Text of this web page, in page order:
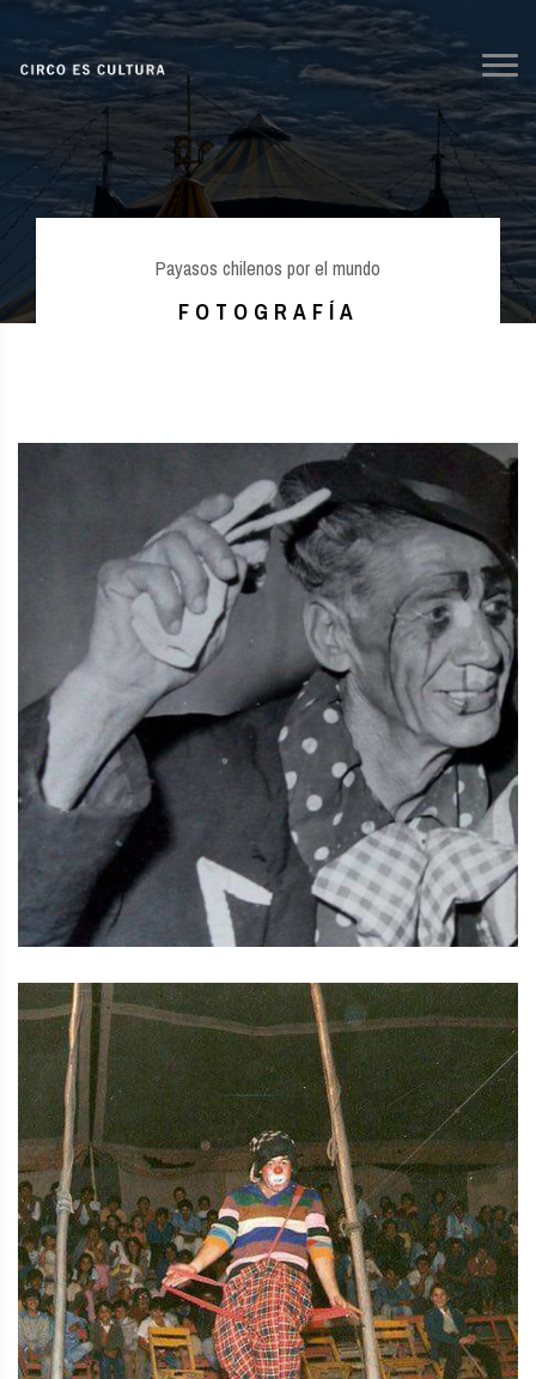
Payasos chilenos por el mundo
FOTOGRAFÍA